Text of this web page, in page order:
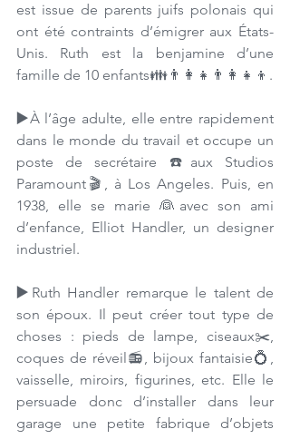
est issue de parents juifs polonais qui
ont été contraints d’émigrer aux États-
Unis. Ruth est la benjamine d’une
famille de 10 enfants👪👨‍👩‍👧👨‍👩‍👧‍👦.
▶️À l’âge adulte, elle entre rapidement
dans le monde du travail et occupe un
poste de secrétaire ☎️aux Studios
Paramount🎬, à Los Angeles. Puis, en
1938, elle se marie 👰avec son ami
d’enfance, Elliot Handler, un designer
industriel.
▶️ Ruth Handler remarque le talent de
son époux. Il peut créer tout type de
choses : pieds de lampe, ciseaux✂️,
coques de réveil📻, bijoux fantaisie💍,
vaisselle, miroirs, figurines, etc. Elle le
persuade donc d’installer dans leur
garage une petite fabrique d’objets